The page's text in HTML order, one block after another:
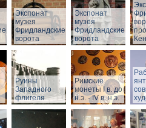
Экспонат
музея
Фридландские
ворота
Экспонат
музея
Фридландские
ворота
Руины
Западного
флигеля
Римские
монеты I в. до
н.э. - IV в. н.э.